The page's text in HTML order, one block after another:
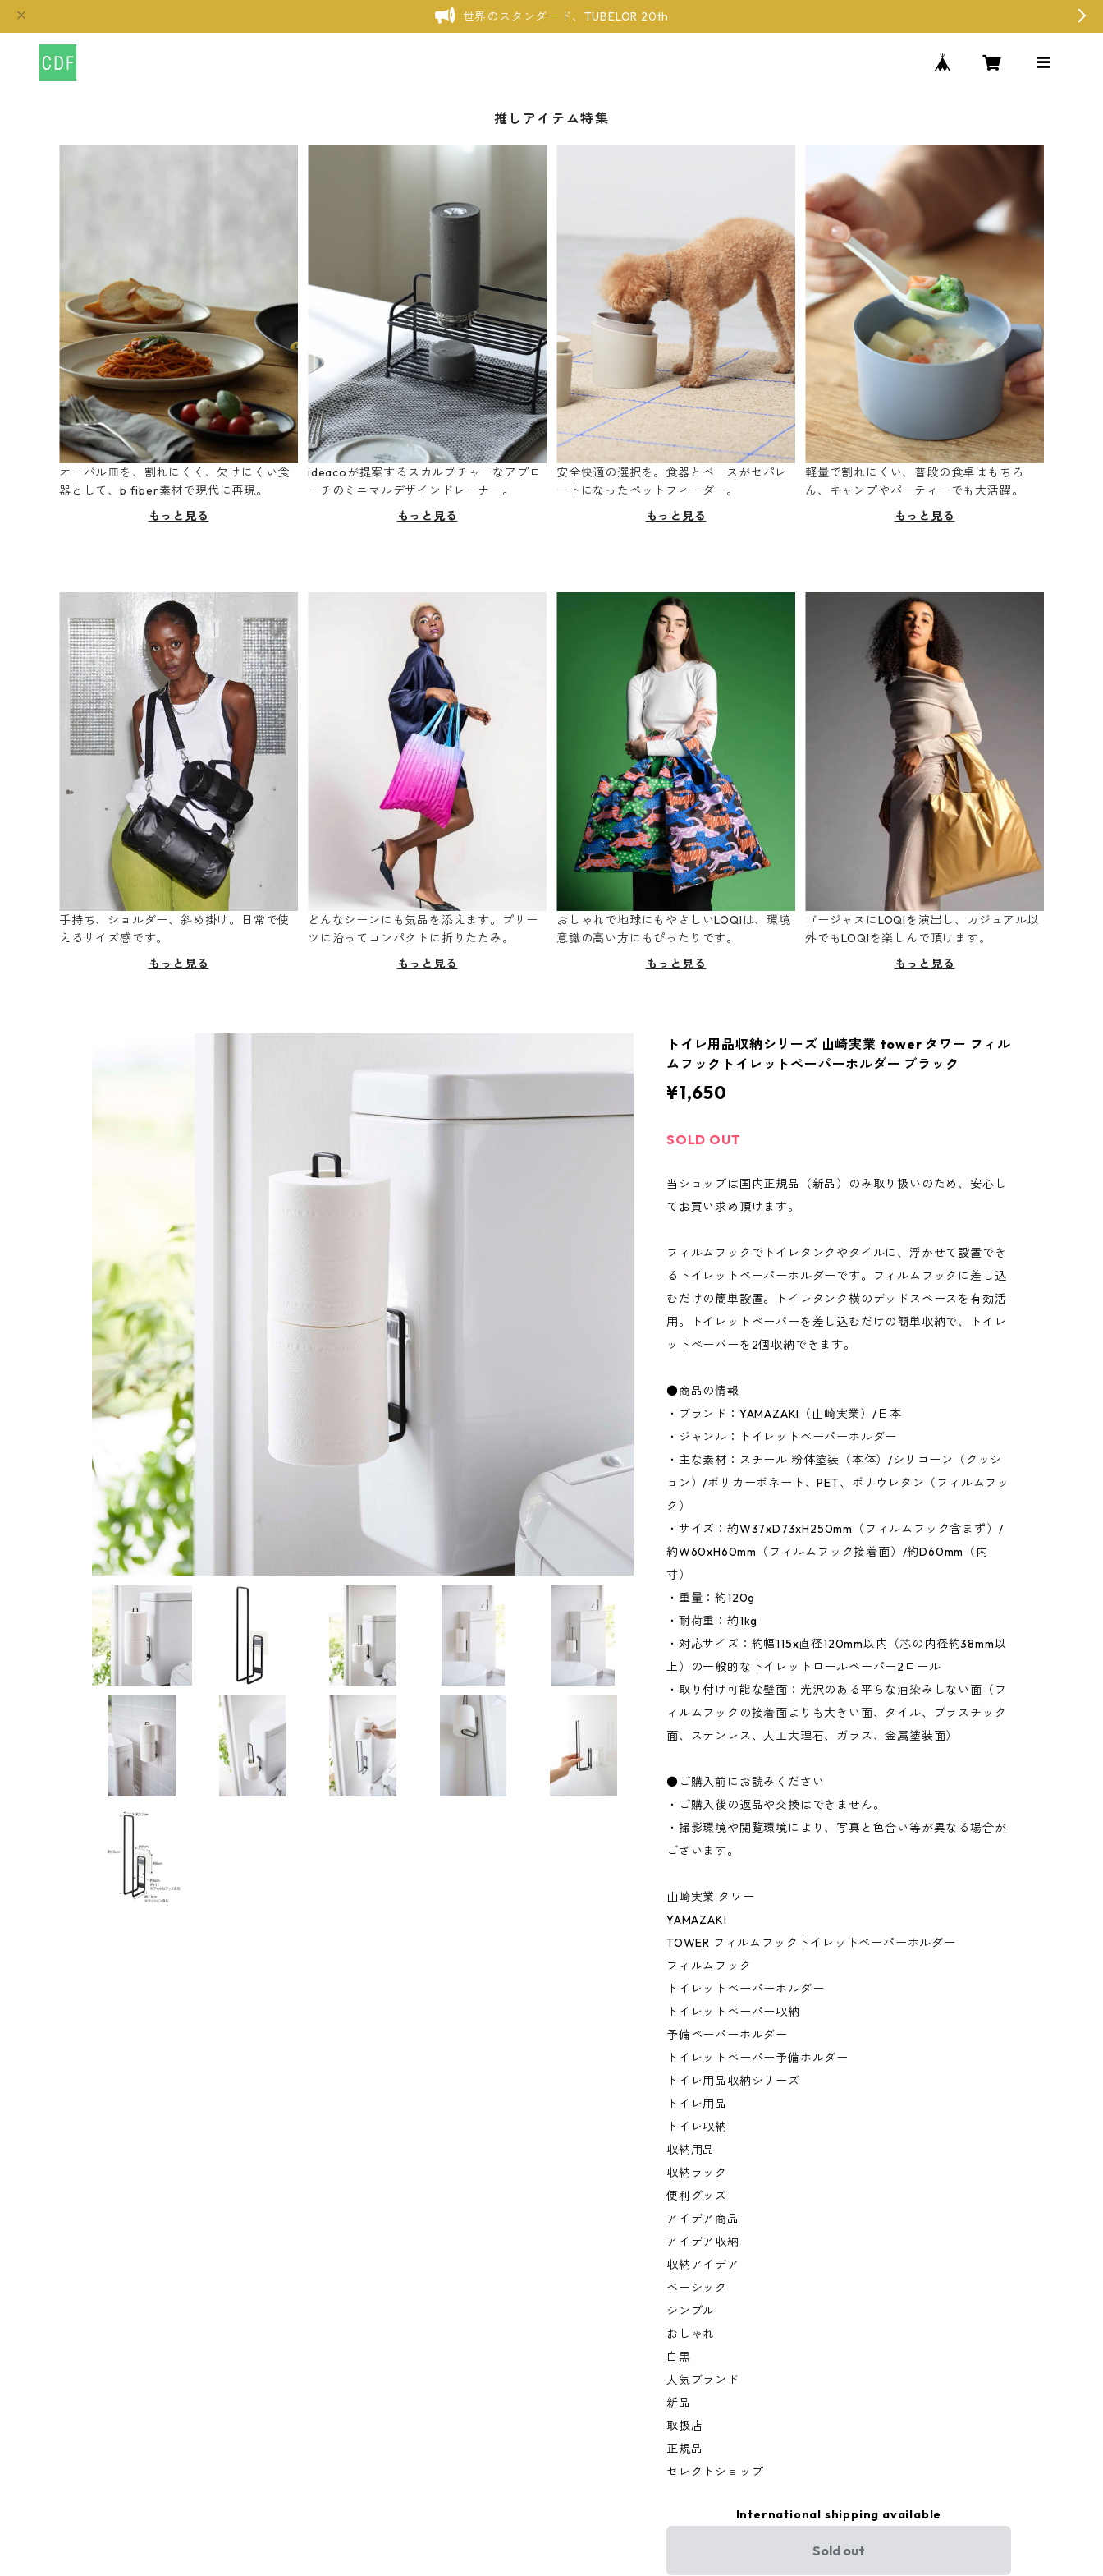
世界のスタンダード、TUBELOR 20th
推しアイテム特集
オーバル皿を、割れにくく、欠けにくい食
器として、b fiber素材で現代に再現。
もっと見る
ideacoが提案するスカルプチャーなアプロ
ーチのミニマルデザインドレーナー。
もっと見る
安全快適の選択を。食器とベースがセパレ
ートになったペットフィーダー。
もっと見る
軽量で割れにくい、普段の食卓はもちろ
ん、キャンプやパーティーでも大活躍。
もっと見る
手持ち、ショルダー、斜め掛け。日常で使
えるサイズ感です。
もっと見る
どんなシーンにも気品を添えます。プリー
ツに沿ってコンパクトに折りたたみ。
もっと見る
おしゃれで地球にもやさしいLOQIは、環境
意識の高い方にもぴったりです。
もっと見る
ゴージャスにLOQIを演出し、カジュアル以
外でもLOQIを楽しんで頂けます。
もっと見る
トイレ用品収納シリーズ 山崎実業 tower タワー フィル
ムフックトイレットペーパーホルダー ブラック
¥1,650
SOLD OUT
当ショップは国内正規品（新品）のみ取り扱いのため、安心し
てお買い求め頂けます。
フィルムフックでトイレタンクやタイルに、浮かせて設置でき
るトイレットペーパーホルダーです。フィルムフックに差し込
むだけの簡単設置。トイレタンク横のデッドスペースを有効活
用。トイレットペーパーを差し込むだけの簡単収納で、トイレ
ットぺーバーを2個収納できます。
●商品の情報
・ブランド：YAMAZAKI（山崎実業）/日本
・ジャンル：トイレットペーパーホルダー
・主な素材：スチール 粉体塗装（本体）/シリコーン（クッシ
ョン）/ポリカーボネート、PET、ポリウレタン（フィルムフッ
ク）
・サイズ：約W37xD73xH250mm（フィルムフック含まず）/
約W60xH60mm（フィルムフック接着面）/約D60mm（内
寸）
・重量：約120g
・耐荷重：約1kg
・対応サイズ：約幅115x直径120mm以内（芯の内径約38mm以
上）の一般的なトイレットロールペーパー2ロール
・取り付け可能な壁面：光沢のある平らな油染みしない面（フ
ィルムフックの接着面よりも大きい面、タイル、プラスチック
面、ステンレス、人工大理石、ガラス、金属塗装面）
●ご購入前にお読みください
・ご購入後の返品や交換はできません。
・撮影環境や閲覧環境により、写真と色合い等が異なる場合が
ございます。
山崎実業 タワー
YAMAZAKI
TOWER フィルムフックトイレットペーパーホルダー
フィルムフック
トイレットペーパーホルダー
トイレットペーパー収納
予備ペーパーホルダー
トイレットペーパー予備ホルダー
トイレ用品収納シリーズ
トイレ用品
トイレ収納
収納用品
収納ラック
便利グッズ
アイデア商品
アイデア収納
収納アイデア
ベーシック
シンプル
おしゃれ
白黒
人気ブランド
新品
取扱店
正規品
セレクトショップ
International shipping available
Sold out